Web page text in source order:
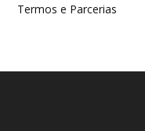
Termos e Parcerias